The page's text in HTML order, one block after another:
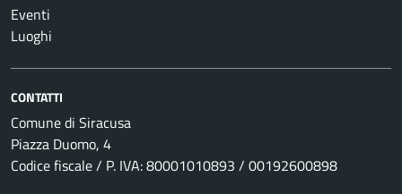
Eventi
Luoghi
CONTATTI
Comune di Siracusa
Piazza Duomo, 4
Codice fiscale / P. IVA: 80001010893 / 00192600898